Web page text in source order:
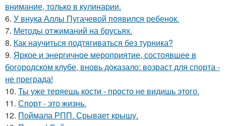
внимание, только в кулинарии.
6. У внука Аллы Пугачевой появился ребенок.
7. Методы отжиманий на брусьях.
8. Как научиться подтягиваться без турника?
9. Яркое и энергичное мероприятие, состоявшее в
богородском клубе, вновь доказало: возраст для спорта -
не преграда!
10. Ты уже теряешь кости - просто не видишь этого.
11. Спорт - это жизнь.
12. Поймала РПП. Срывает крышу.